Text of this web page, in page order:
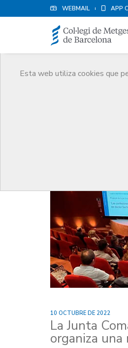
WEBMAIL APP
Esta web utiliza cookies que
10 OCTUBRE DE 2022
La Junta
organiza